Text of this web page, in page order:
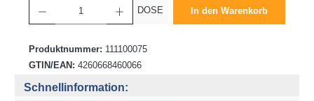
DOSE In den Warenkorb
Produktnummer: 111100075
GTIN/EAN: 4260668460066
Schnellinformation: